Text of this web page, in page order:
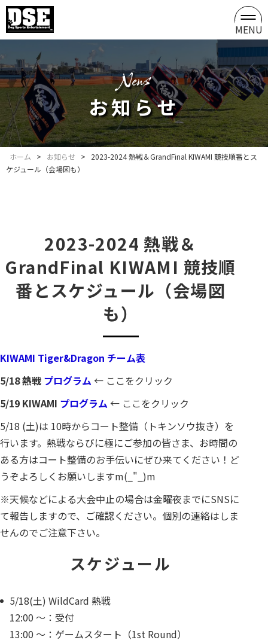
MENU
お知らせ
news
ホーム > お知らせ >
2023-2024 熱戦＆GrandFinal KIWAMI 競技順番とス
ケジュール（会場図も）
2023-2024 熱戦＆
GrandFinal KIWAMI 競技順
番とスケジュール（会場図
も）
KIWAMI Tiger&Dragon チーム表
5/18 熱戦 プログラム ← ここをクリック
5/19 KIWAMI プログラム ← ここをクリック
5/18 (土)は 10時からコート整備（トキンソウ抜き）を
行います。熱戦ならびに極にご参加の皆さま、お時間の
ある方はコート整備のお手伝いにぜひ来てください！ど
うぞよろしくお願いしますm(_"_)m
※天候などによる大会中止の場合は金曜夜までにSNSに
て報告しますので、ご確認ください。個別の連絡はしま
せんのでご注意下さい。
スケジュール
5/18(土) WildCard 熱戦
12:00 ～：受付
13:00 ～：ゲームスタート（1st Round）